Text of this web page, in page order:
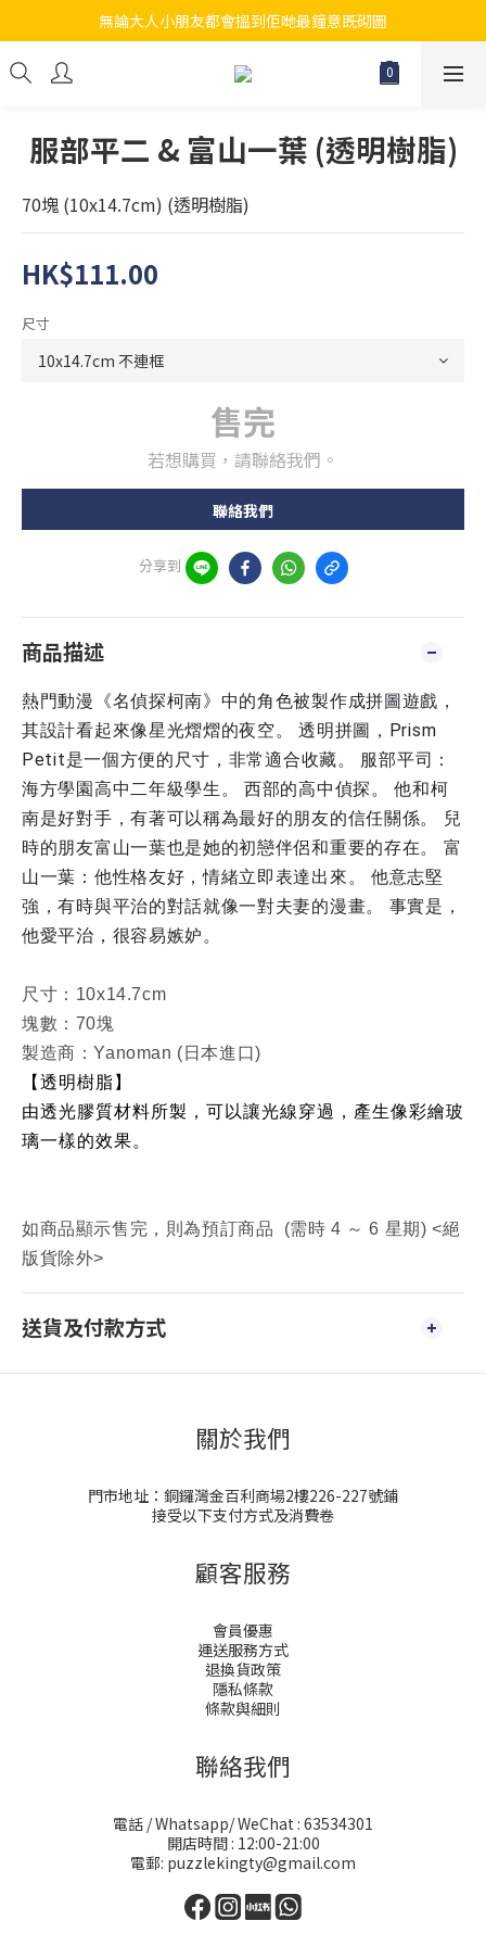
江帆天楊砌圖
無論大人小朋友都會搵到佢哋最鐘意既砌圖
江帆天楊砌圖
服部平二 & 富山一葉 (透明樹脂)
70塊 (10x14.7cm) (透明樹脂)
HK$111.00
尺寸
售完
若想購買，請聯絡我們。
聯絡我們
分享到
商品描述
熱門動漫《名偵探柯南》中的角色被製作成拼圖遊戲，
其設計看起來像星光熠熠的夜空。 透明拼圖，Prism
Petit是一個方便的尺寸，非常適合收藏。 服部平司：
海方學園高中二年級學生。 西部的高中偵探。 他和柯
南是好對手，有著可以稱為最好的朋友的信任關係。 兒
時的朋友富山一葉也是她的初戀伴侶和重要的存在。 富
山一葉：他性格友好，情緒立即表達出來。 他意志堅
強，有時與平治的對話就像一對夫妻的漫畫。 事實是，
他愛平治，很容易嫉妒。
尺寸：10x14.7cm
塊數：70塊
製造商：Yanoman (日本進口)
【透明樹脂】
由透光膠質材料所製，可以讓光線穿過，產生像彩繪玻
璃一樣的效果。
如商品顯示售完，則為預訂商品 (需時 4 ～ 6 星期) <絕
版貨除外>
送貨及付款方式
關於我們
門市地址：銅鑼灣金百利商場2樓226-227號鋪
接受以下支付方式及消費卷
顧客服務
會員優惠
運送服務方式
退換貨政策
隱私條款
條款與細則
聯絡我們
電話 / Whatsapp/ WeChat : 63534301
開店時間 : 12:00-21:00
電郵: puzzlekingty@gmail.com